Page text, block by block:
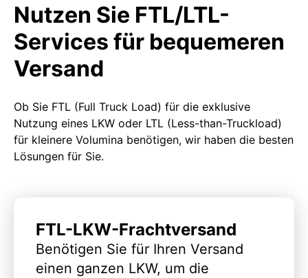
Nutzen Sie FTL/LTL-
Services für bequemeren
Versand
Ob Sie FTL (Full Truck Load) für die exklusive
Nutzung eines LKW oder LTL (Less-than-Truckload)
für kleinere Volumina benötigen, wir haben die besten
Lösungen für Sie.
FTL-LKW-Frachtversand
Benötigen Sie für Ihren Versand
einen ganzen LKW, um die